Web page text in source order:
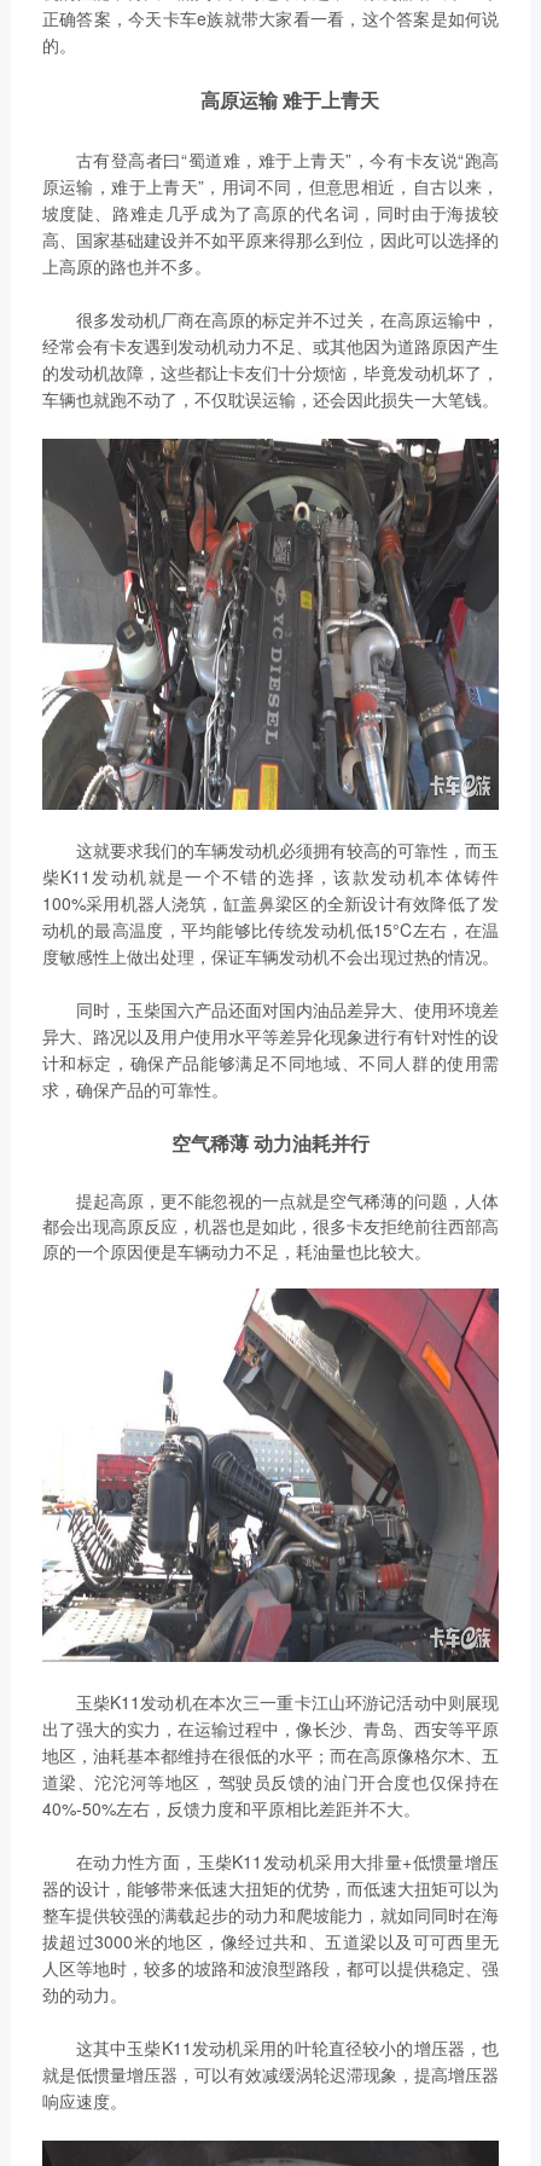
24小时服务热线：
95098
正确答案，今天卡车e族就带大家看一看，这个答案是如何说
的。
高原运输 难于上青天
古有登高者曰“蜀道难，难于上青天”，今有卡友说“跑高
原运输，难于上青天”，用词不同，但意思相近，自古以来，
坡度陡、路难走几乎成为了高原的代名词，同时由于海拔较
高、国家基础建设并不如平原来得那么到位，因此可以选择的
上高原的路也并不多。
很多发动机厂商在高原的标定并不过关，在高原运输中，
经常会有卡友遇到发动机动力不足、或其他因为道路原因产生
的发动机故障，这些都让卡友们十分烦恼，毕竟发动机坏了，
车辆也就跑不动了，不仅耽误运输，还会因此损失一大笔钱。
这就要求我们的车辆发动机必须拥有较高的可靠性，而玉
柴K11发动机就是一个不错的选择，该款发动机本体铸件
100%采用机器人浇筑，缸盖鼻梁区的全新设计有效降低了发
动机的最高温度，平均能够比传统发动机低15°C左右，在温
度敏感性上做出处理，保证车辆发动机不会出现过热的情况。
同时，玉柴国六产品还面对国内油品差异大、使用环境差
异大、路况以及用户使用水平等差异化现象进行有针对性的设
计和标定，确保产品能够满足不同地域、不同人群的使用需
求，确保产品的可靠性。
空气稀薄 动力油耗并行
提起高原，更不能忽视的一点就是空气稀薄的问题，人体
都会出现高原反应，机器也是如此，很多卡友拒绝前往西部高
原的一个原因便是车辆动力不足，耗油量也比较大。
玉柴K11发动机在本次三一重卡江山环游记活动中则展现
出了强大的实力，在运输过程中，像长沙、青岛、西安等平原
地区，油耗基本都维持在很低的水平；而在高原像格尔木、五
道梁、沱沱河等地区，驾驶员反馈的油门开合度也仅保持在
40%-50%左右，反馈力度和平原相比差距并不大。
在动力性方面，玉柴K11发动机采用大排量+低惯量增压
器的设计，能够带来低速大扭矩的优势，而低速大扭矩可以为
整车提供较强的满载起步的动力和爬坡能力，就如同同时在海
拔超过3000米的地区，像经过共和、五道梁以及可可西里无
人区等地时，较多的坡路和波浪型路段，都可以提供稳定、强
劲的动力。
这其中玉柴K11发动机采用的叶轮直径较小的增压器，也
就是低惯量增压器，可以有效减缓涡轮迟滞现象，提高增压器
响应速度。